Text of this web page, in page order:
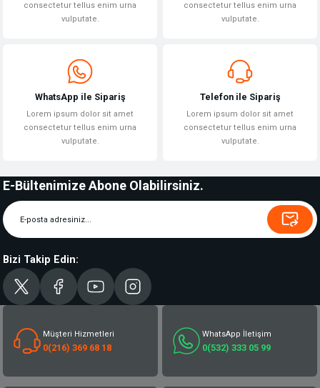
consectetur tellus enim urna
vulputate.
consectetur tellus enim urna
vulputate.
WhatsApp ile Sipariş
Lorem ipsum dolor sit amet
consectetur tellus enim urna
vulputate.
Telefon ile Sipariş
Lorem ipsum dolor sit amet
consectetur tellus enim urna
vulputate.
E-Bültenimize Abone Olabilirsiniz.
Bizi Takip Edin:
Müşteri Hizmetleri
0(216) 369 68 18
WhatsApp İletişim
0(532) 333 05 99